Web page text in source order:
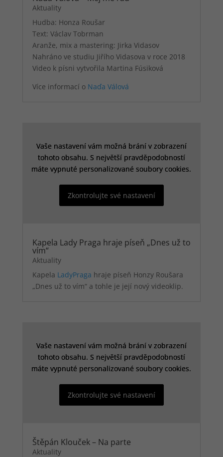
Aktuality
Hudba: Honza Roušar
Text: Václav Tobrman
Aranže, mix a mastering: Jirka Vidasov
Nahráno ve studiu Jiřího Vidasova v roce 2018
Video k písni vytvořila Martina Fúsiková
Více informací o Naďa Válová
Vaše nastavení vám možná brání v zobrazení
tohoto obsahu. S největší pravděpodobností
máte vypnuté personalizované soubory cookies.
Zkontrolujte své nastavení
Vaše nastavení vám možná brání v zobrazení
tohoto obsahu. S největší pravděpodobností
máte vypnuté personalizované soubory cookies.
Zkontrolujte své nastavení
Kapela Lady Praga hraje píseň „Dnes už to
vím“
Aktuality
Kapela LadyPraga hraje píseň Honzy Roušara
„Dnes už to vím“ a tohle je její nový videoklip.
Vaše nastavení vám možná brání v zobrazení
tohoto obsahu. S největší pravděpodobností
máte vypnuté personalizované soubory cookies.
Zkontrolujte své nastavení
Vaše nastavení vám možná brání v zobrazení
tohoto obsahu. S největší pravděpodobností
máte vypnuté personalizované soubory cookies.
Zkontrolujte své nastavení
Štěpán Klouček – Na parte
Aktuality